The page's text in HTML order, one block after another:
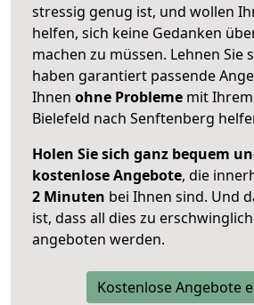
stressig genug ist, und wollen
helfen, sich keine Gedanken
machen zu müssen. Lehnen Sie
haben garantiert passende
Ihnen ohne Probleme mit
Bielefeld nach Senftenberg
Holen Sie sich ganz bequem
kostenlose Angebote, die
2 Minuten bei Ihnen sind. Und
ist, dass all dies zu
angeboten werden.
Kostenlose Angebote